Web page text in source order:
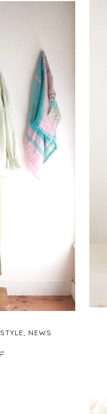
, NEWS